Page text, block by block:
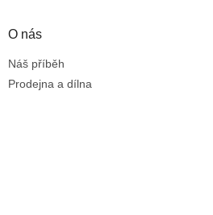
O nás
Náš příběh
Prodejna a dílna